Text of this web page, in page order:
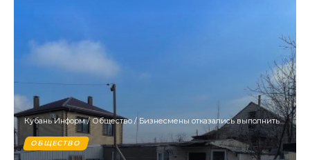
Кубань Информ/Общество /Бизнесмены отказались выполнить решение суда и снести 20 гостевых домов-самостроев в Анапе
ОБЩЕСТВО